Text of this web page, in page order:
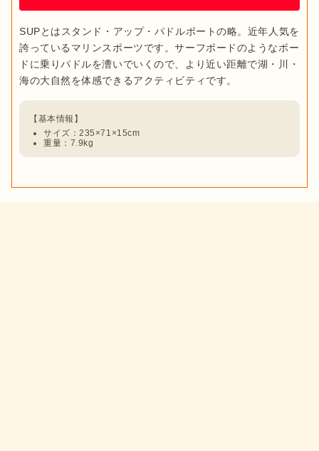
SUPとはスタンド・アップ・パドルボートの略。近年人気を
誇っているマリンスポーツです。サーフボードのようなボー
ドに乗りパドルを漕いでいくので、より近い距離で湖・川・
サイズ：235×71×15cm
重量：7.9kg